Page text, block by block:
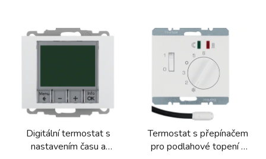
Digitální termostat s
nastavením času a
Termostat s přepínačem
pro podlahové topení a